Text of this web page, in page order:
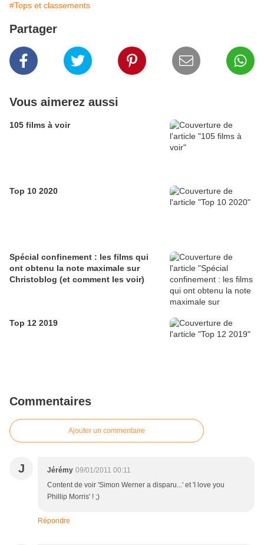
#Tops et classements
Partager
Vous aimerez aussi
105 films à voir
Top 10 2020
Spécial confinement : les films qui
ont obtenu la note maximale sur
Christoblog (et comment les voir)
Top 12 2019
Commentaires
Ajouter un commentaire
J Jérémy 09/01/2011 00:11
Content de voir 'Simon Werner a disparu...' et 'I love you
Phillip Morris' ! ;)
Répondre